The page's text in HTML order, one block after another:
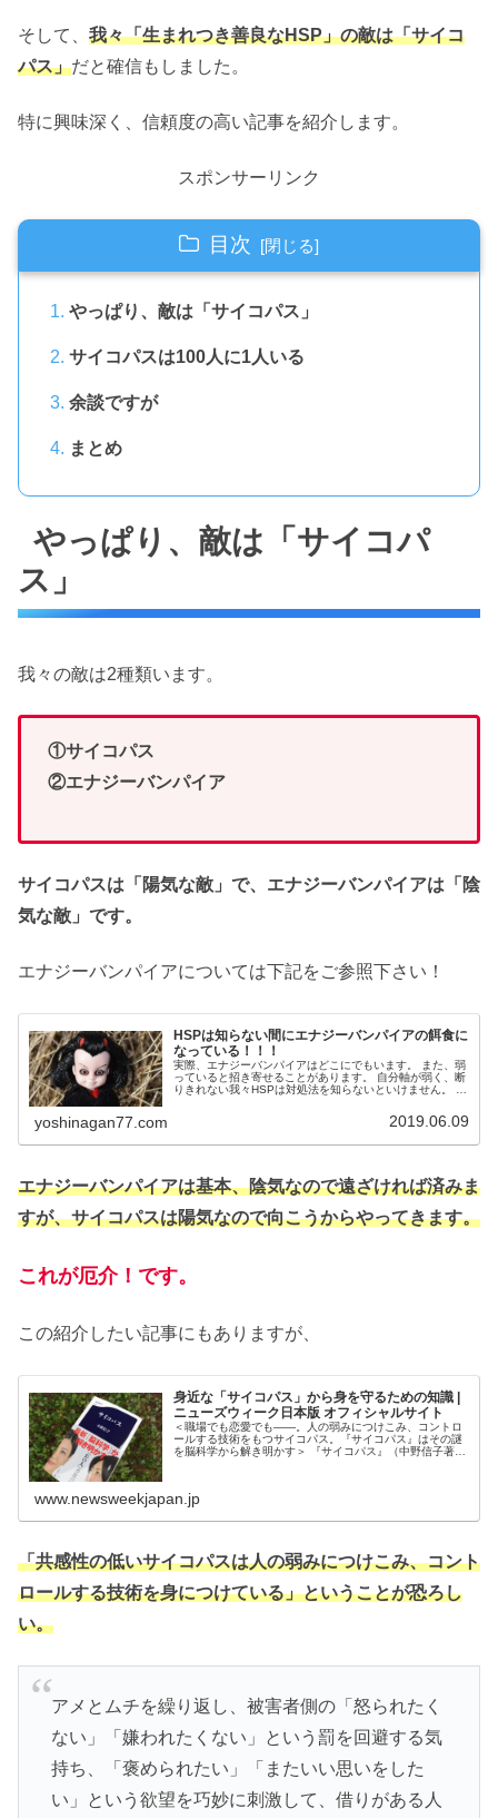
そして、 我々「生まれつき善良なHSP」の敵は「サイコ
パス」だと確信もしました。
特に興味深く、信頼度の高い記事を紹介します。
スポンサーリンク
目次
やっぱり、敵は「サイコパス」
サイコパスは100人に1人いる
余談ですが
まとめ
やっぱり、敵は「サイコパ
ス」
我々の敵は2種類います。
①サイコパス
②エナジーバンパイア
サイコパスは「陽気な敵」で、エナジーバンパイアは「陰
気な敵」です。
エナジーバンパイアについては下記をご参照下さい！
HSPは知らない間にエナジーバンパイアの餌食に
なっている！！！
実際、エナジーバンパイアはどこにでもいます。 また、弱
っていると招き寄せることがあります。 自分軸が弱く、断
りきれない我々HSPは対処法を知らないといけません。 そ
yoshinagan77.com 2019.06.09
エナジーバンパイアは基本、陰気なので遠ざければ済みま
すが、サイコパスは陽気なので向こうからやってきます。
これが厄介！です。
この紹介したい記事にもありますが、
身近な「サイコパス」から身を守るための知識 |
ニューズウィーク日本版 オフィシャルサイト
＜職場でも恋愛でも――。人の弱みにつけこみ、コントロ
ールする技術をもつサイコパス。『サイコパス』はその謎
を脳科学から解き明かす＞ 『サイコパス』（中野信子著、
www.newsweekjapan.jp
「共感性の低いサイコパスは人の弱みにつけこみ、コント
ロールする技術を身につけている」ということが恐ろし
い。
アメとムチを繰り返し、被害者側の「怒られたく
ない」「嫌われたくない」という罰を回避する気
持ち、「褒められたい」「またいい思いをした
い」という欲望を巧妙に刺激して、借りがある人